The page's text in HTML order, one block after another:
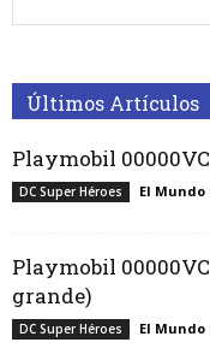
Últimos Artículos
Playmobil
DC Super Héroes El Mundo
Playmobil
grande)
DC Super Héroes El Mundo